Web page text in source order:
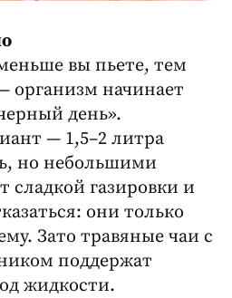
вы пьете, тем
организм начинает
день».
— 1,5–2 литра
но небольшими
сладкой газировки и
они только
Зато травяные чаи с
поддержат
жидкости.